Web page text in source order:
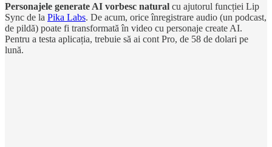
Personajele generate AI vorbesc natural cu ajutorul funcției Lip
Sync de la Pika Labs. De acum, orice înregistrare audio (un podcast,
de pildă) poate fi transformată în video cu personaje create AI.
Pentru a testa aplicația, trebuie să ai cont Pro, de 58 de dolari pe
lună.